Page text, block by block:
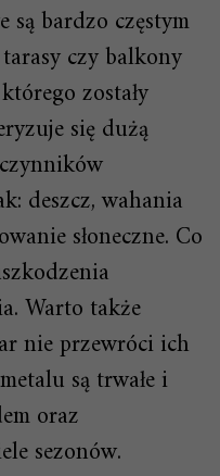
są bardzo częstym
czy balkony
zostały
się dużą
deszcz, wahania
słoneczne. Co
Warto także
nie przewróci ich
są trwałe i
oraz
sezonów.